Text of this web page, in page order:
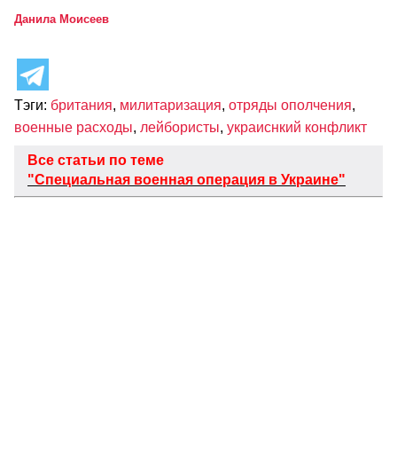
Данила Моисеев
Тэги: британия, милитаризация, отряды ополчения,
военные расходы, лейбористы, украиснкий конфликт
Все статьи по теме
"Специальная военная операция в Украине"